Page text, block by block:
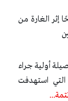
شهيد و12 جريحًا إثر الغارة من
جريحًا حصيلة أولية جراء
التي استهدفت